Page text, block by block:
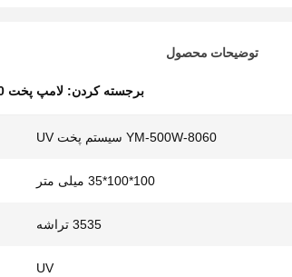
توضیحات محصول
برجسته کردن: لامپ پخت UV 500 وات
YM-500W-8060 سیستم پخت UV
100*100*35 میلی متر
3535 تراشه
UV